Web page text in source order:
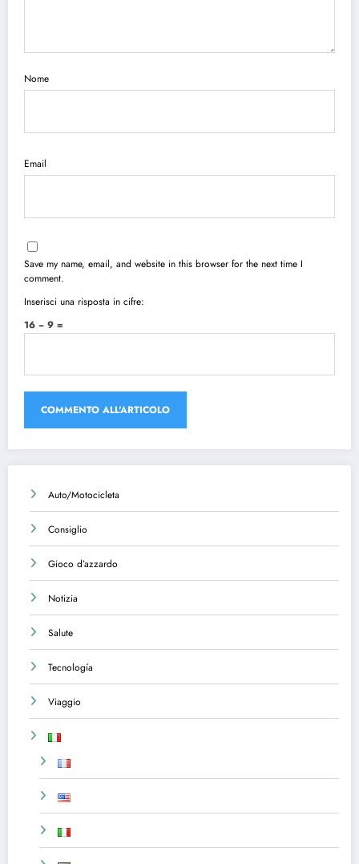
Nome
Email
Save my name, email, and website in this browser for the next time I
comment.
Inserisci una risposta in cifre:
16 − 9 =
Auto/Motocicleta
Consiglio
Gioco d’azzardo
Notizia
Salute
Tecnología
Viaggio